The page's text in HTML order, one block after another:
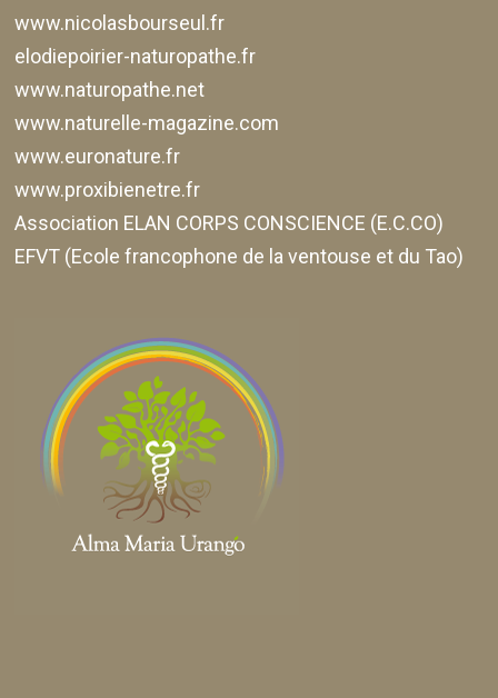
www.nicolasbourseul.fr
elodiepoirier-naturopathe.fr
www.naturopathe.net
www.naturelle-magazine.com
www.euronature.fr
www.proxibienetre.fr
Association ELAN CORPS CONSCIENCE (E.C.CO)
EFVT (Ecole francophone de la ventouse et du Tao)